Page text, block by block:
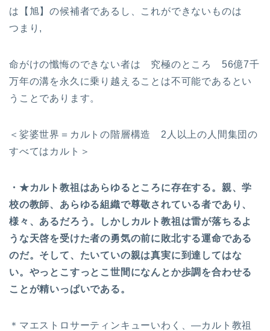
は【旭】の候補者であるし、これができないものは
つまり,
命がけの懺悔のできない者は 究極のところ 56億7千
万年の溝を永久に乗り越えることは不可能であるとい
うことであります。
＜娑婆世界＝カルトの階層構造 2人以上の人間集団の
すべてはカルト＞
・★カルト教祖はあらゆるところに存在する。親、学
校の教師、あらゆる組織で尊敬されている者であり、
様々、あるだろう。しかしカルト教祖は雷が落ちるよ
うな天啓を受けた者の勇気の前に敗北する運命である
のだ。そして、たいていの親は真実に到達してはな
い。やっとこすっとこ世間になんとか歩調を合わせる
ことが精いっぱいである。
＊マエストロサーティンキューいわく、—カルト教祖